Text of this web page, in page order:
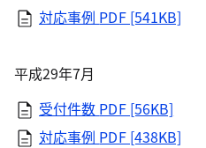
対応事例 PDF [541KB]
平成29年7月
受付件数 PDF [56KB]
対応事例 PDF [438KB]